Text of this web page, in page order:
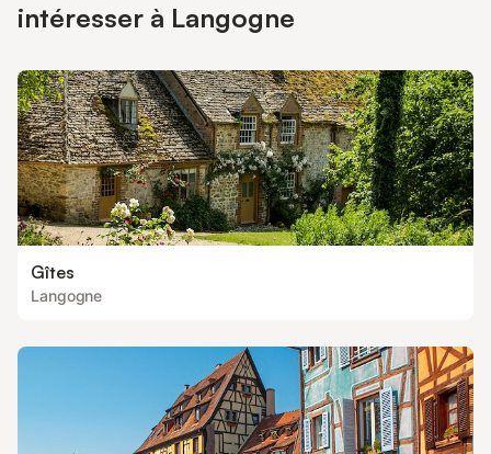
intéresser à Langogne
Gîtes
Langogne